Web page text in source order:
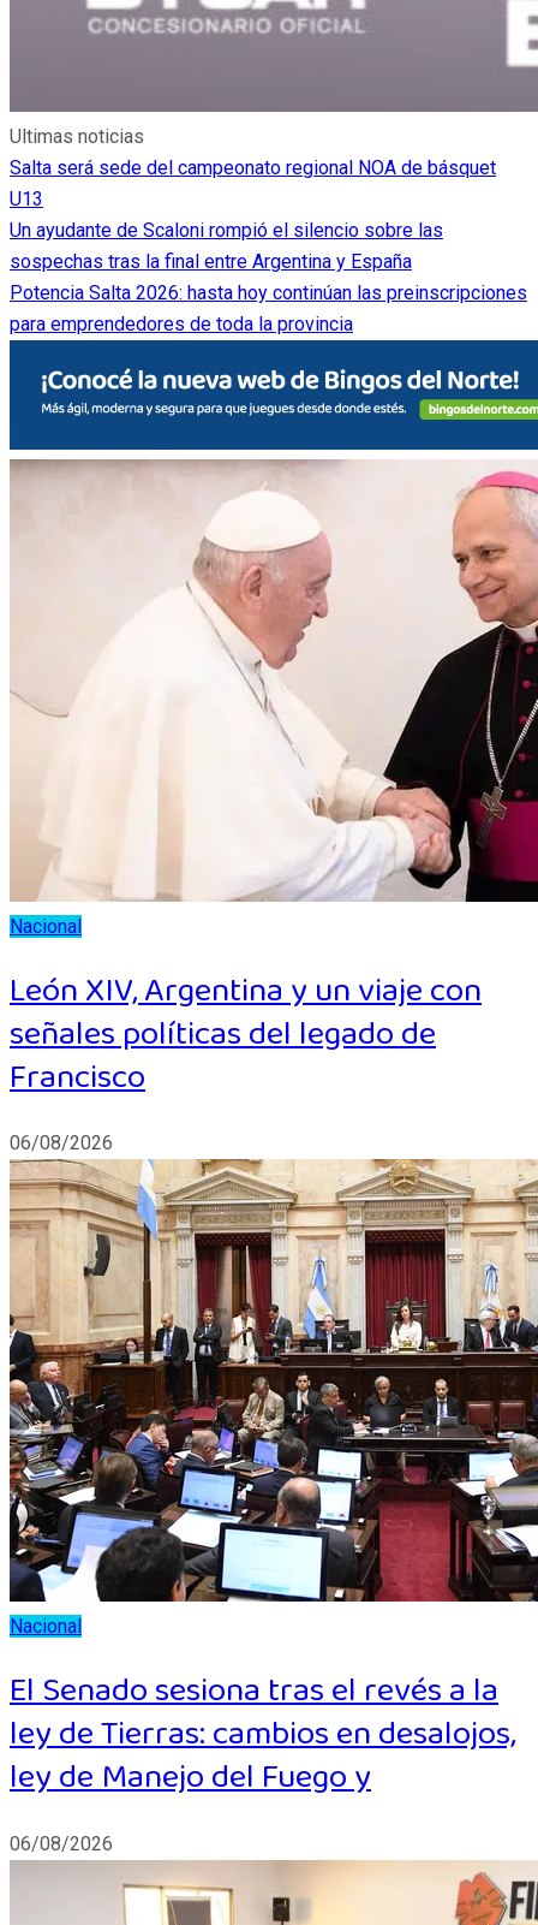
Ultimas noticias
Salta será sede del campeonato regional NOA de básquet
U13
Un ayudante de Scaloni rompió el silencio sobre las
sospechas tras la final entre Argentina y España
Potencia Salta 2026: hasta hoy continúan las preinscripciones
para emprendedores de toda la provincia
Nacional
León XIV, Argentina y un viaje con
señales políticas del legado de
Francisco
06/08/2026
Nacional
El Senado sesiona tras el revés a la
ley de Tierras: cambios en desalojos,
ley de Manejo del Fuego y
06/08/2026